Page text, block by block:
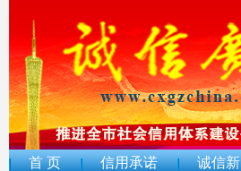
首 页 信用承诺 诚信